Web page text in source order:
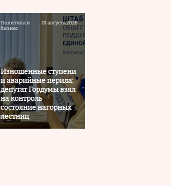
Политика и
бизнес
01 августа 2026
Изношенные ступени
и аварийные перила:
депутат Гордумы взял
на контроль
состояние нагорных
лестниц